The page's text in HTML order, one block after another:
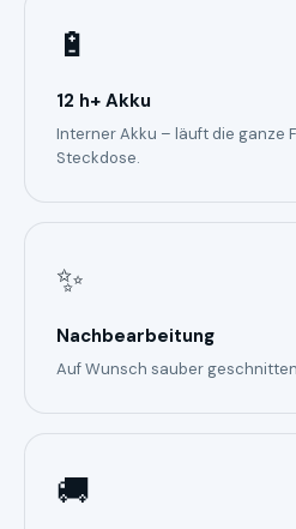
🔋
12 h+ Akku
Interner Akku – läuft die ganze
Steckdose.
✨
Nachbearbeitung
Auf Wunsch sauber
🚚